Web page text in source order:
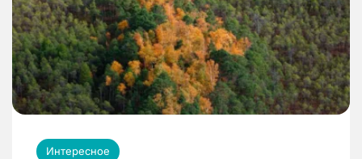
Интересное